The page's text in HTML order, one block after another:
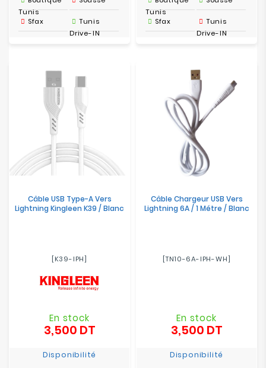
Tunis
Sfax
Tunis
Drive-IN
Tunis
Sfax
Tunis
Drive-IN
Câble USB Type-A Vers
Lightning Kingleen K39 / Blanc
[K39-IPH]
En stock
3,500 DTPrix
Disponibilité
Câble Chargeur USB Vers
Lightning 6A / 1 Métre / Blanc
[TN10-6A-IPH-WH]
En stock
3,500 DTPrix
Disponibilité